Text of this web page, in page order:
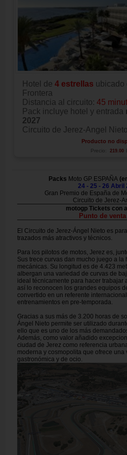
Hotel de 4 estrellas ubicado
Frontera
Distancia al circuito: 45
Pack incluye hotel y entrada
2027
Circuito de Jerez-Angel Nieto
Producto no
Precio: 219.00
Packs Moto GP ESPAÑA
24 - 25 - 26 Abril
Gran Premio de España de
Circuito de Jerez-
motogp Tickets con
Punto de
El Circuito de Jerez-Ángel Nieto es
trazados más atractivos y técnicos.
Para los pilotos de motos, Jerez es,
Sus trece curvas dan mucho juego a la
mecánicas. Su longitud es de 4.423
albergan una variedad de curvas de
ideal técnicamente para hacer trabajar
así lo reconocen los grandes equipos
convertido en un referente
entrenamientos en pre-temporada.
Gracias a sus más de 3.200 horas de
Ángel Nieto permite ser utilizado
ello que es uno de los más
Además, como valor añadido
ciudad de Jerez como referencia
moderna y cosmopolita que ofrece una
gastronómica y de ocio.